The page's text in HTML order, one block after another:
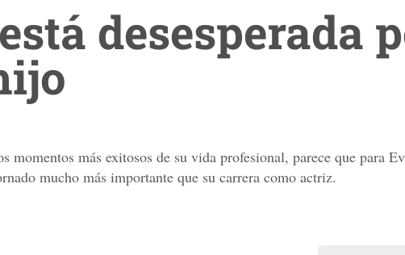
desesperada
momentos más exitosos de su vida profesional, parece que para
mucho más importante que su carrera como actriz.